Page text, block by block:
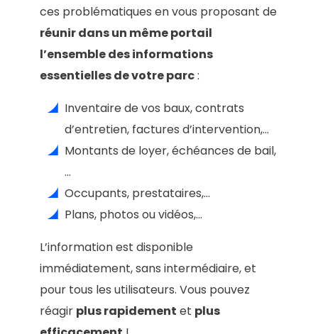
ces problématiques en vous proposant de
réunir dans un même portail
l’ensemble des informations
essentielles de votre parc:
Inventaire de vos baux, contrats
d’entretien, factures d’intervention,…
Montants de loyer, échéances de bail,
…
Occupants, prestataires,…
Plans, photos ou vidéos,…
L’information est disponible
immédiatement, sans intermédiaire, et
pour tous les utilisateurs. Vous pouvez
réagir plus rapidement et plus